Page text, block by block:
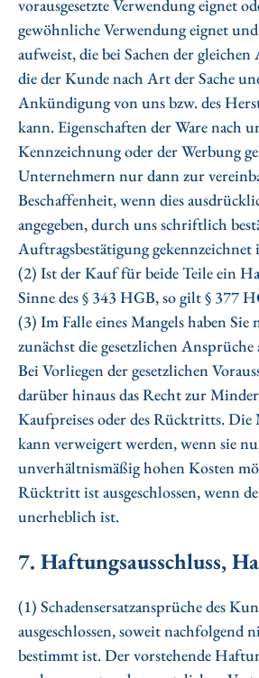
vorausgesetzte Verwendung eignet
gewöhnliche Verwendung eignet
aufweist, die bei Sachen der
die der Kunde nach Art der Sache
Ankündigung von uns bzw. des
kann. Eigenschaften der Ware nach
Kennzeichnung oder der Werbung
Unternehmern nur dann zur
Beschaffenheit, wenn dies
angegeben, durch uns schriftlich
Auftragsbestätigung gekennzeichnet
(2) Ist der Kauf für beide Teile ein
Sinne des § 343 HGB, so gilt § 377
(3) Im Falle eines Mangels haben Sie
zunächst die gesetzlichen
Bei Vorliegen der gesetzlichen
darüber hinaus das Recht zur
Kaufpreises oder des Rücktritts.
kann verweigert werden, wenn sie
unverhältnismäßig hohen Kosten
Rücktritt ist ausgeschlossen, wenn
unerheblich ist.
7. Haftungsausschluss,
(1) Schadensersatzansprüche des
ausgeschlossen, soweit nachfolgend
bestimmt ist. Der vorstehende